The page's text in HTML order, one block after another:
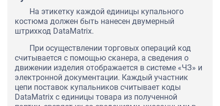
На этикетку каждой единицы купального
костюма должен быть нанесен двумерный
штрихкод DataMatrix.
При осуществлении торговых операций код
считывается с помощью сканера, а сведения о
движении изделия отображается в системе «ЧЗ» и
электронной документации. Каждый участник
цепи поставок купальников считывает коды
DataMatrix с единицы товара из полученной